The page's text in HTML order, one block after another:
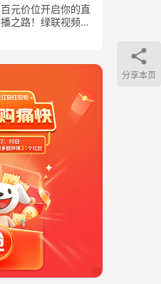
百元价位开启你的直
播之路！绿联视频采
分享本页